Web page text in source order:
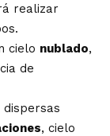
realizar
cielo nublado,
de
dispersas
, cielo